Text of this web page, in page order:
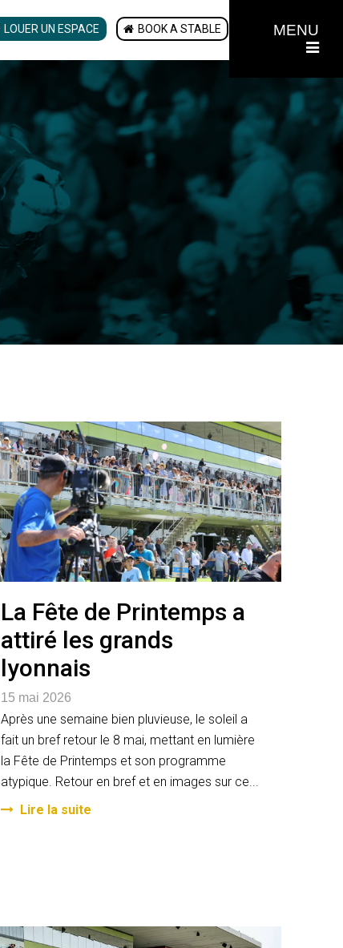
MENU
LOUER UN ESPACE BOOK A STABLE
La Fête de Printemps a
attiré les grands
lyonnais
15 mai 2026
Après une semaine bien pluvieuse, le soleil a
fait un bref retour le 8 mai, mettant en lumière
la Fête de Printemps et son programme
atypique. Retour en bref et en images sur ce...
Lire la suite